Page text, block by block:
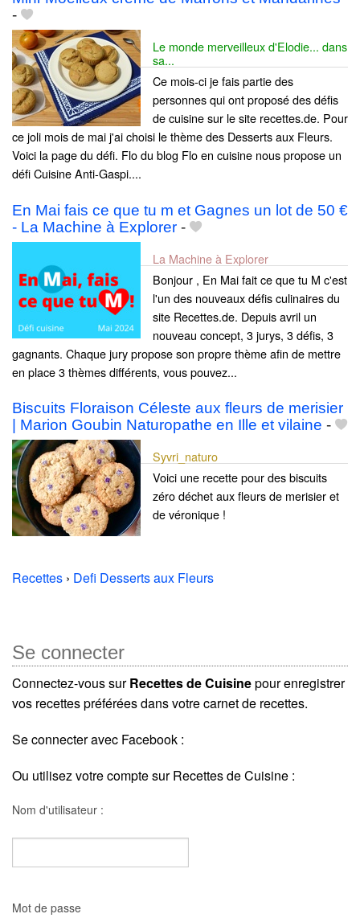
-
Le monde merveilleux d'Elodie... dans
sa...
Ce mois-ci je fais partie des
personnes qui ont proposé des défis
de cuisine sur le site recettes.de. Pour
ce joli mois de mai j'ai choisi le thème des Desserts aux Fleurs.
Voici la page du défi. Flo du blog Flo en cuisine nous propose un
défi Cuisine Anti-Gaspi....
En Mai fais ce que tu m et Gagnes un lot de 50 €
- La Machine à Explorer -
La Machine à Explorer
Bonjour , En Mai fait ce que tu M c'est
l'un des nouveaux défis culinaires du
site Recettes.de. Depuis avril un
nouveau concept, 3 jurys, 3 défis, 3
gagnants. Chaque jury propose son propre thème afin de mettre
en place 3 thèmes différents, vous pouvez...
Biscuits Floraison Céleste aux fleurs de merisier
| Marion Goubin Naturopathe en Ille et vilaine -
Syvri_naturo
Voici une recette pour des biscuits
zéro déchet aux fleurs de merisier et
de véronique !
Recettes › Defi Desserts aux Fleurs
Se connecter
Connectez-vous surRecettes de Cuisinepour enregistrer
vos recettes préférées dans votre carnet de recettes.
Se connecter avec Facebook :
Ou utilisez votre compte sur Recettes de Cuisine :
Nom d'utilisateur :
Mot de passe